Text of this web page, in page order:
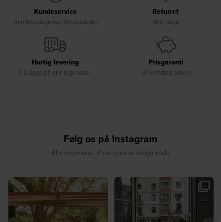
Kundeservice
Alle hverdage (se åbningstider)
Returret
365 dage
Hurtig levering
1-2 dage på alle lagervarer
Prisgaranti
Vi matcher prisen
Følg os på Instagram
Bliv inspireret af de nyeste boligtrends
☀️ Find dit yndlingssted denne
sommer⁠
...
8 0
🤍 Rå materialer møder tidløst design⁠
...
9 0